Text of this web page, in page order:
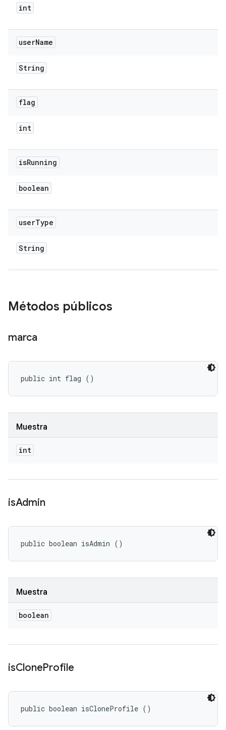
int
userName
String
flag
int
isRunning
boolean
userType
String
Métodos públicos
marca
public int flag ()
Muestra
int
isAdmin
public boolean isAdmin ()
Muestra
boolean
isCloneProfile
public boolean isCloneProfile ()